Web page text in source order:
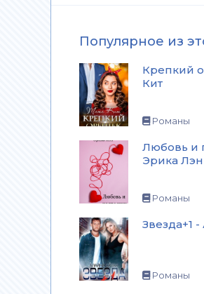
Популярное из
Крепкий
Кит
Романы
Любовь и
Эрика Лэн
Романы
Звезда+1
Романы